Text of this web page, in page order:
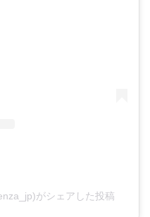
がシェアした投稿